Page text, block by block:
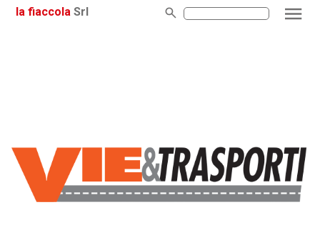
la fiaccola Srl